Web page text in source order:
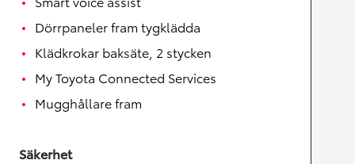
Dörrpaneler fram tygklädda
Klädkrokar baksäte, 2 stycken
My Toyota Connected Services
Mugghållare fram
Säkerhet